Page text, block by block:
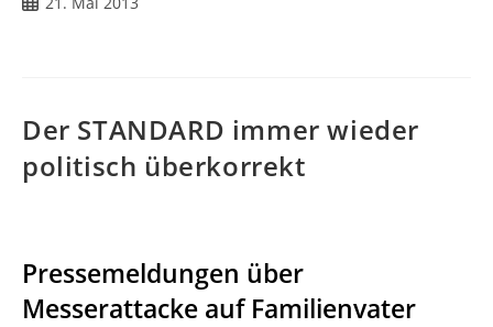
Der STANDARD immer wieder
politisch überkorrekt
Pressemeldungen über
Messerattacke auf Familienvater